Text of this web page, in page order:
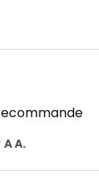
A A.